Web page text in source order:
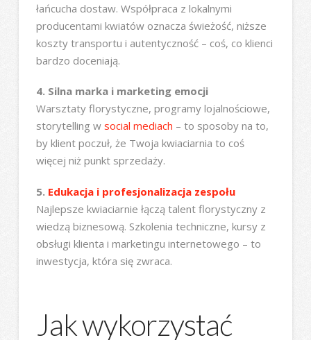
łańcucha dostaw. Współpraca z lokalnymi
producentami kwiatów oznacza świeżość, niższe
koszty transportu i autentyczność – coś, co klienci
bardzo doceniają.
4. Silna marka i marketing emocji
Warsztaty florystyczne, programy lojalnościowe,
storytelling w social mediach – to sposoby na to,
by klient poczuł, że Twoja kwiaciarnia to coś
więcej niż punkt sprzedaży.
5. Edukacja i profesjonalizacja zespołu
Najlepsze kwiaciarnie łączą talent florystyczny z
wiedzą biznesową. Szkolenia techniczne, kursy z
obsługi klienta i marketingu internetowego – to
inwestycja, która się zwraca.
Jak wykorzystać